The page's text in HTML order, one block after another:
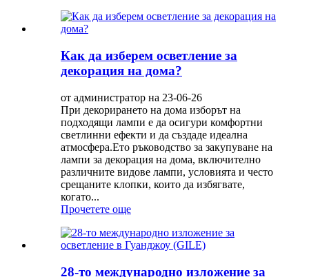
Как да изберем осветление за
декорация на дома?
от администратор на 23-06-26
При декорирането на дома изборът на
подходящи лампи е да осигури комфортни
светлинни ефекти и да създаде идеална
атмосфера.Ето ръководство за закупуване на
лампи за декорация на дома, включително
различните видове лампи, условията и често
срещаните клопки, които да избягвате,
когато...
Прочетете още
28-то международно изложение за